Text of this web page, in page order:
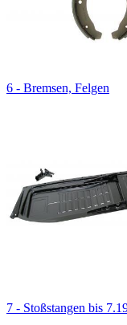
6 - Bremsen, Felgen
7 - Stoßstangen bis